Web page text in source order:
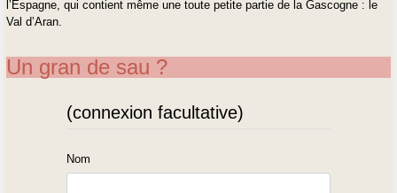
l’Espagne, qui contient même une toute petite partie de la Gascogne : le
Val d’Aran.
Un gran de sau ?
(connexion facultative)
Nom